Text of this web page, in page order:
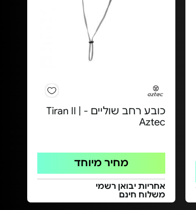
כובע רחב שוליים - Tiran II |
Aztec
מחיר מיוחד
אחריות יבואן רשמי
משלוח חינם